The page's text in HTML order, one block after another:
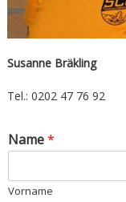
Susanne Bräkling
Tel.: 0202 47 76 92
Name*
Vorname